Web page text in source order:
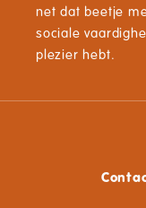
net dat beetje
sociale
plezier hebt.